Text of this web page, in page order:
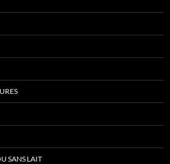
SANS LAIT